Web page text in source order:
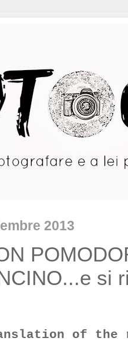
2013
si
of the